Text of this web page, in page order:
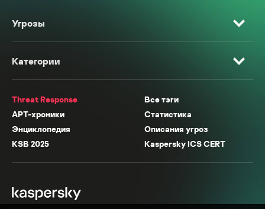
Угрозы
Категории
Threat Response
Все тэги
APT-хроники
Статистика
Энциклопедия
Описания угроз
KSB 2025
Kaspersky ICS CERT